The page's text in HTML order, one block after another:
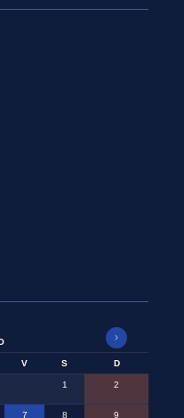
V S D
1 2
7 8 9